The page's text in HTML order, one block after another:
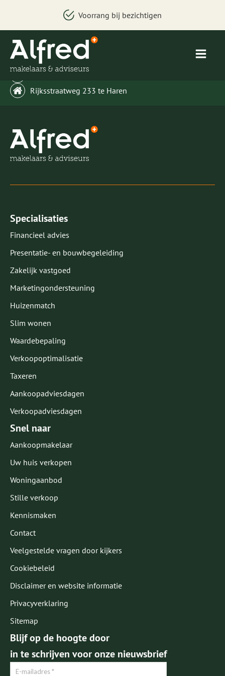
Voorrang bij bezichtigen
Rijksstraatweg 233 te Haren
Specialisaties
Financieel advies
Presentatie- en bouwbegeleiding
Zakelijk vastgoed
Marketingondersteuning
Huizenmatch
Slim wonen
Waardebepaling
Verkoopoptimalisatie
Taxeren
Aankoopadviesdagen
Verkoopadviesdagen
Snel naar
Aankoopmakelaar
Uw huis verkopen
Woningaanbod
Stille verkoop
Kennismaken
Contact
Veelgestelde vragen door kijkers
Cookiebeleid
Disclaimer en website informatie
Privacyverklaring
Sitemap
Blijf op de hoogte door
in te schrijven voor onze nieuwsbrief